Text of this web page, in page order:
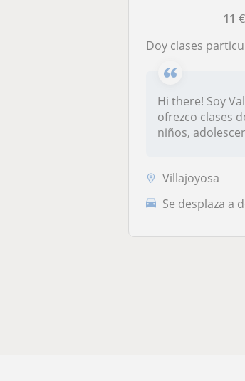
11
Doy clases particulares de
Hi there! Soy
ofrezco clases
niños,
Villajoyosa
Se desplaza a